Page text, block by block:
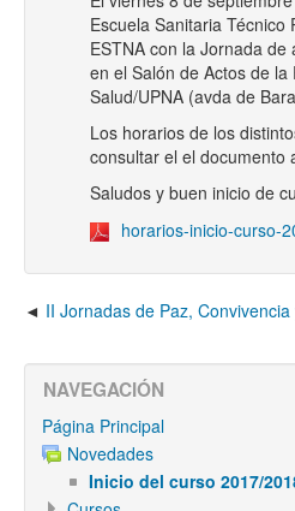
Escuela Sanitaria
ESTNA con la Jornada
en el Salón de Actos de
Salud/UPNA (avda de
Los horarios de los
consultar el el documento
Saludos y buen inicio de
horarios-inicio-curso-
II Jornadas de Paz,
NAVEGACIÓN
Página Principal
Novedades
Inicio del curso 2017/